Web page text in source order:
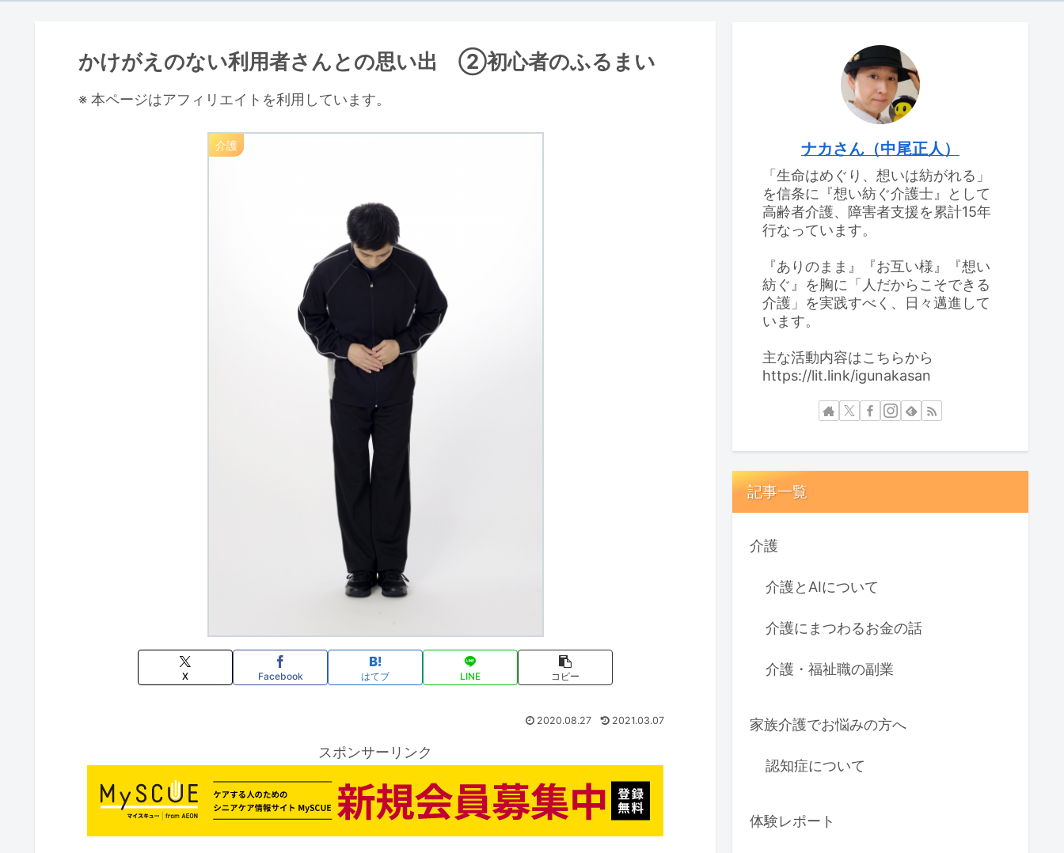
かけがえのない利用者さんとの思い出 ②初心者のふるまい
※ 本ページはアフィリエイトを利用しています。
介護
X Facebook はてブ LINE コピー
2020.08.27 2021.03.07
スポンサーリンク
ナカさん（中尾正人）
「生命はめぐり、想いは紡がれる」
を信条に『想い紡ぐ介護士』として
高齢者介護、障害者支援を累計15年
行なっています。
『ありのまま』『お互い様』『想い
紡ぐ』を胸に「人だからこそできる
介護」を実践すべく、日々邁進して
います。
主な活動内容はこちらから
https://lit.link/igunakasan
記事一覧
介護
介護とAIについて
介護にまつわるお金の話
介護・福祉職の副業
家族介護でお悩みの方へ
認知症について
体験レポート